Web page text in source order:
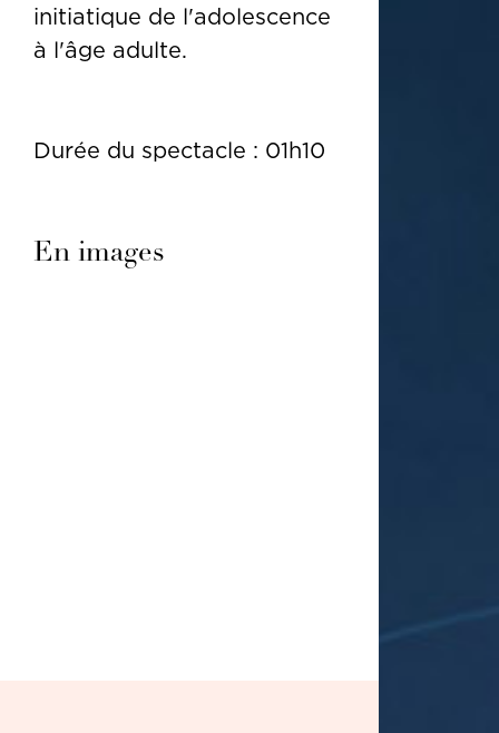
initiatique de l'adolescence
à l'âge adulte.
Durée du spectacle : 01h10
En images